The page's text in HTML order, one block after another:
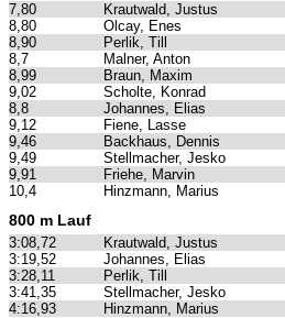
7,80 Krautwald, Justus
8,80
Olcay, Enes
8,90
Perlik, Till
8,7
Malner, Anton
8,99
Braun, Maxim
9,02
Scholte, Konrad
8,8
Johannes, Elias
9,12
Fiene, Lasse
9,46
Backhaus, Dennis
9,49
Stellmacher, Jesko
9,91
Friehe, Marvin
10,4
Hinzmann, Marius
800 m Lauf
3:08,72 Krautwald, Justus
3:19,52
Johannes, Elias
3:28,11
Perlik, Till
3:41,35
Stellmacher, Jesko
4:16,93
Hinzmann, Marius